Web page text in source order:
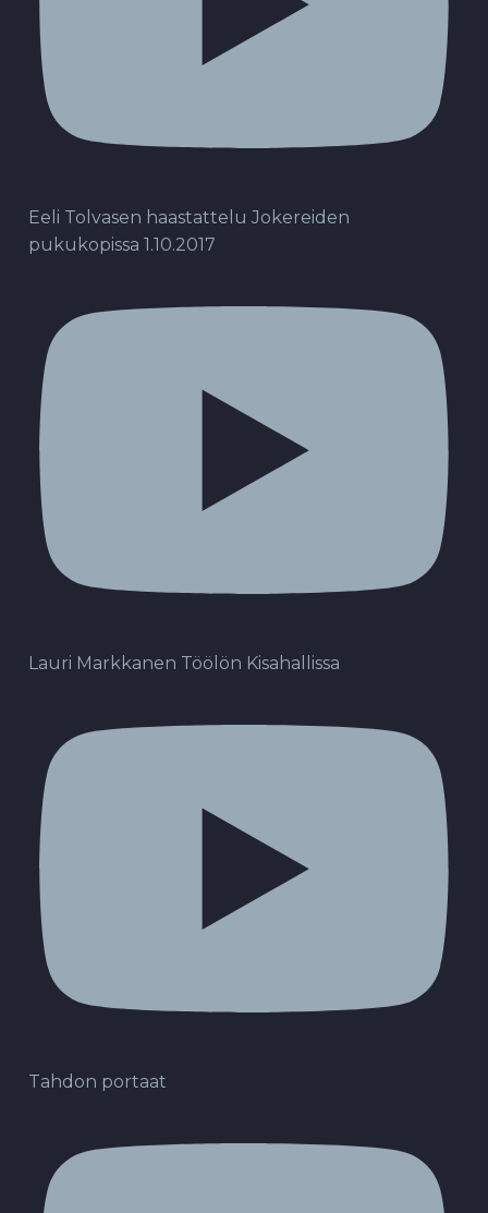
Eeli Tolvasen haastattelu Jokereiden
pukukopissa 1.10.2017
Lauri Markkanen Töölön Kisahallissa
Tahdon portaat